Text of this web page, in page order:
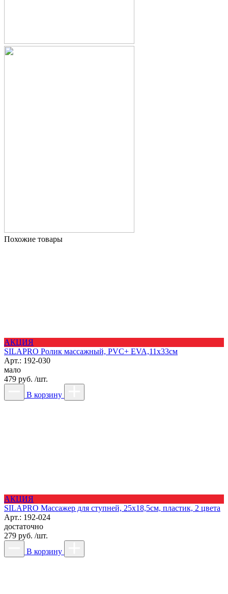
Похожие товары
АКЦИЯ
SILAPRO Ролик массажный, PVC+ EVA,11х33см
Арт.: 192-030
мало
479 руб. /шт.
В корзину
АКЦИЯ
SILAPRO Массажер для ступней, 25х18,5см, пластик, 2 цвета
Арт.: 192-024
достаточно
279 руб. /шт.
В корзину